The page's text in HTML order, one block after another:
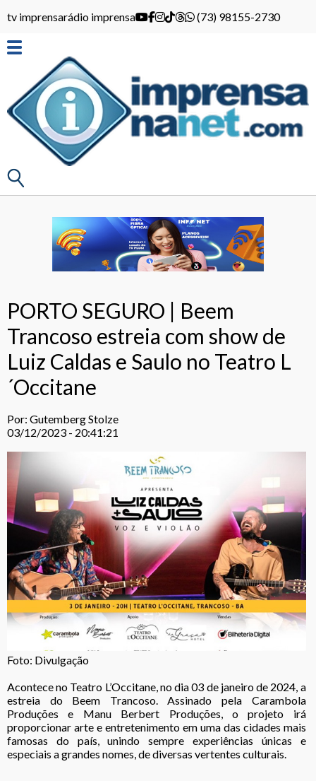
tv imprensarádio imprensa (73) 98155-2730
PORTO SEGURO | Beem
Trancoso estreia com show de
Luiz Caldas e Saulo no Teatro L
´Occitane
Por: Gutemberg Stolze
03/12/2023 - 20:41:21
Foto: Divulgação
Acontece no Teatro L’Occitane, no dia 03 de janeiro de 2024, a
estreia do Beem Trancoso. Assinado pela Carambola
Produções e Manu Berbert Produções, o projeto irá
proporcionar arte e entretenimento em uma das cidades mais
famosas do país, unindo sempre experiências únicas e
especiais a grandes nomes, de diversas vertentes culturais.